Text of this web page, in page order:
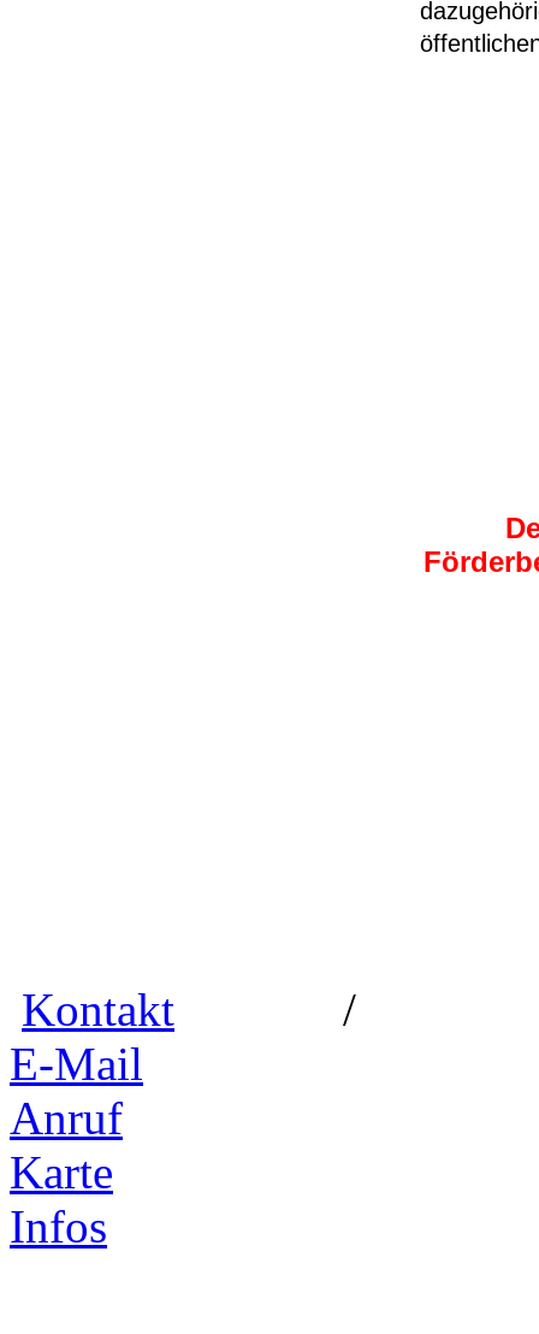
Kontakt
E-Mail
Anruf
Karte
Infos